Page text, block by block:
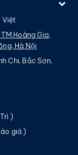
Việt
Hoàng Gia,
Hà Nội
Chi, Bắc Sơn,
)
giá )